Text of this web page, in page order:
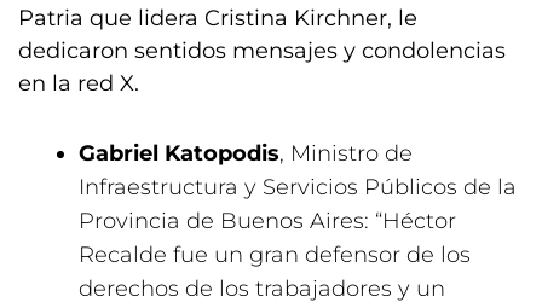
Patria que lidera Cristina Kirchner, le
dedicaron sentidos mensajes y condolencias
en la red X.
Gabriel Katopodis, Ministro de
Infraestructura y Servicios Públicos de la
Provincia de Buenos Aires: “Héctor
Recalde fue un gran defensor de los
derechos de los trabajadores y un